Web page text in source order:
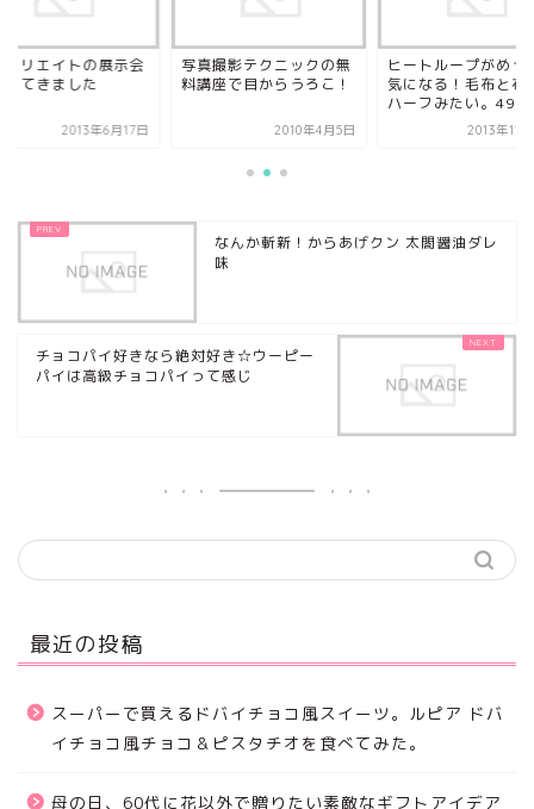
ィリエイトの展示会
ってきました
2013年6月17日
写真撮影テクニックの無
料講座で目からうろこ！
2010年4月5日
ヒートループがめっ
気になる！毛布と布
ハーフみたい。
2013年11
なんか斬新！からあげクン 太閤醤油ダレ
味
チョコパイ好きなら絶対好き☆ウーピー
パイは高級チョコパイって感じ
最近の投稿
スーパーで買えるドバイチョコ風スイーツ。ルピア ドバ
イチョコ風チョコ＆ピスタチオを食べてみた。
母の日、60代に花以外で贈りたい素敵なギフトアイデア